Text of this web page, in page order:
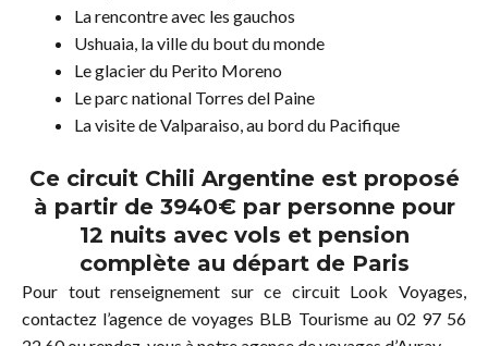
La rencontre avec les gauchos
Ushuaia, la ville du bout du monde
Le glacier du Perito Moreno
Le parc national Torres del Paine
La visite de Valparaiso, au bord du Pacifique
Ce circuit Chili Argentine est proposé
à partir de 3940€ par personne pour
12 nuits avec vols et pension
complète au départ de Paris
Pour tout renseignement sur ce circuit Look Voyages,
contactez l’agence de voyages BLB Tourisme au 02 97 56